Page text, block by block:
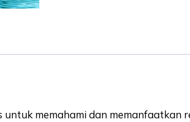
memahami dan memanfaatkan